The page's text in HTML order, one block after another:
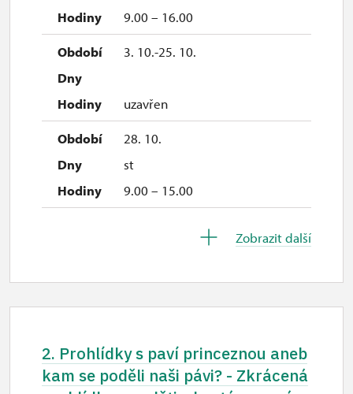
9.00 – 16.00
3. 10.-25. 10.
uzavřen
28. 10.
st
9.00 – 15.00
2. 11.-30. 11.
uzavřen
Zobrazit další
2. Prohlídky s paví princeznou aneb
kam se poděli naši pávi? - Zkrácená